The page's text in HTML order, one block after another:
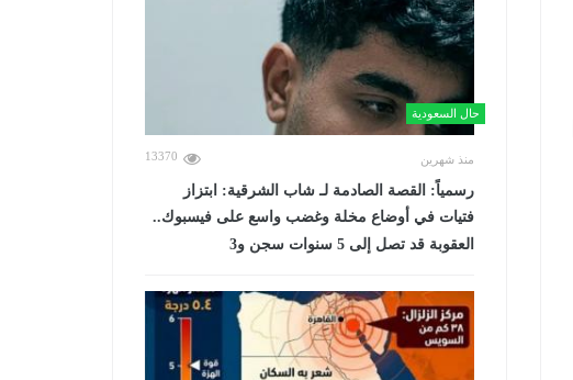
حال السعودية
منذ شهرين 13370
رسمياً: القصة الصادمة لـ شاب الشرقية: ابتزاز
فتيات في أوضاع مخلة وغضب واسع على فيسبوك..
العقوبة قد تصل إلى 5 سنوات سجن و3